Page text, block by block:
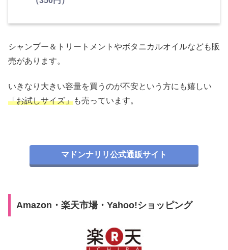
シャンプー＆トリートメントやボタニカルオイルなども販
売があります。
いきなり大きい容量を買うのが不安という方にも嬉しい
「お試しサイズ」も売っています。
マドンナリリ公式通販サイト
Amazon・楽天市場・Yahoo!ショッピング